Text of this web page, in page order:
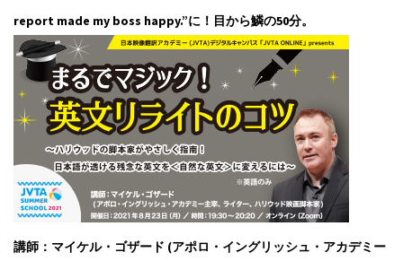
report made my boss happy.”に！目から鱗の50分。
講師：マイケル・ゴザード (アポロ・イングリッシュ・アカデミー